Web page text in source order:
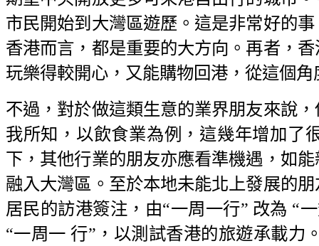
市民開始到大灣區遊歷。這是非常好的
香港而言，都是重要的大方向。再者，
玩樂得較開心，又能購物回港，從這個
不過，對於做這類生意的業界朋友來說
我所知，以飲食業為例，這幾年增加了
下，其他行業的朋友亦應看準機遇，如
融入大灣區。至於本地未能北上發展的
居民的訪港簽注，由“一周一行” 改為 “
“一周一 行”，以測試香港的旅遊承載力